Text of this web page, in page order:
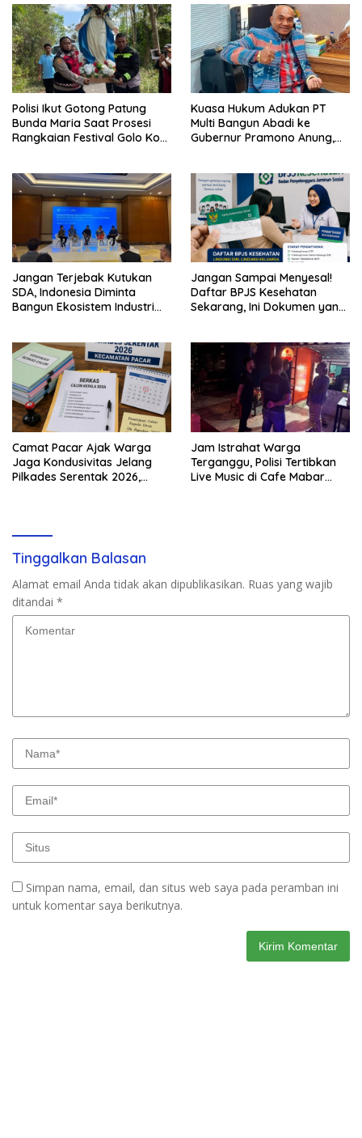
Polisi Ikut Gotong Patung
Bunda Maria Saat Prosesi
Rangkaian Festival Golo Koe
Kuasa Hukum Adukan PT
Multi Bangun Abadi ke
Gubernur Pramono Anung,
Jangan Terjebak Kutukan
SDA, Indonesia Diminta
Bangun Ekosistem Industri
Jangan Sampai Menyesal!
Daftar BPJS Kesehatan
Sekarang, Ini Dokumen yang
Camat Pacar Ajak Warga
Jaga Kondusivitas Jelang
Pilkades Serentak 2026,
Jam Istrahat Warga
Terganggu, Polisi Tertibkan
Live Music di Cafe Mabar
Tinggalkan Balasan
Alamat email Anda tidak akan dipublikasikan. Ruas yang wajib
ditandai *
Simpan nama, email, dan situs web saya pada peramban ini
untuk komentar saya berikutnya.